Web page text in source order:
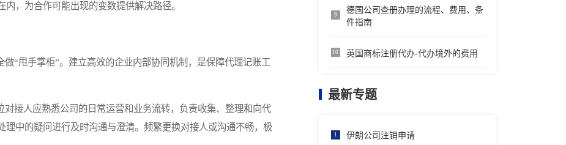
，为合作可能出现的变数提供解决路径。
“甩手掌柜”。建立高效的企业内部协同机制，是保障代理记账工
接人应熟悉公司的日常运营和业务流转，负责收集、整理和向代
中的疑问进行及时沟通与澄清。频繁更换对接人或沟通不畅，极
9
德国公司查册办理的流程、费用、条
件指南
10 英国商标注册代办-代办境外的费用
最新专题
1 伊朗公司注销申请